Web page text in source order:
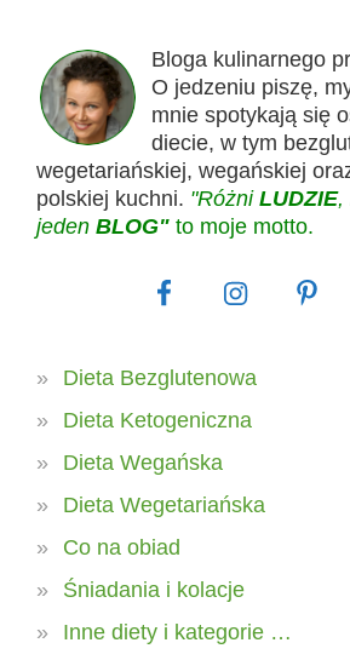
Bloga kulinarnego
O jedzeniu piszę,
mnie spotykają się
diecie, w tym
wegetariańskiej, wegańskiej
polskiej kuchni. "Różni LUDZIE,
jeden BLOG" to moje motto.
Dieta Bezglutenowa
Dieta Ketogeniczna
Dieta Wegańska
Dieta Wegetariańska
Co na obiad
Śniadania i kolacje
Inne diety i kategorie …